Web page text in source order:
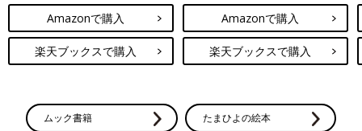
Amazonで購入
楽天ブックスで購入
Amazonで購入
楽天ブックスで購入
ムック書籍 たまひよの絵本